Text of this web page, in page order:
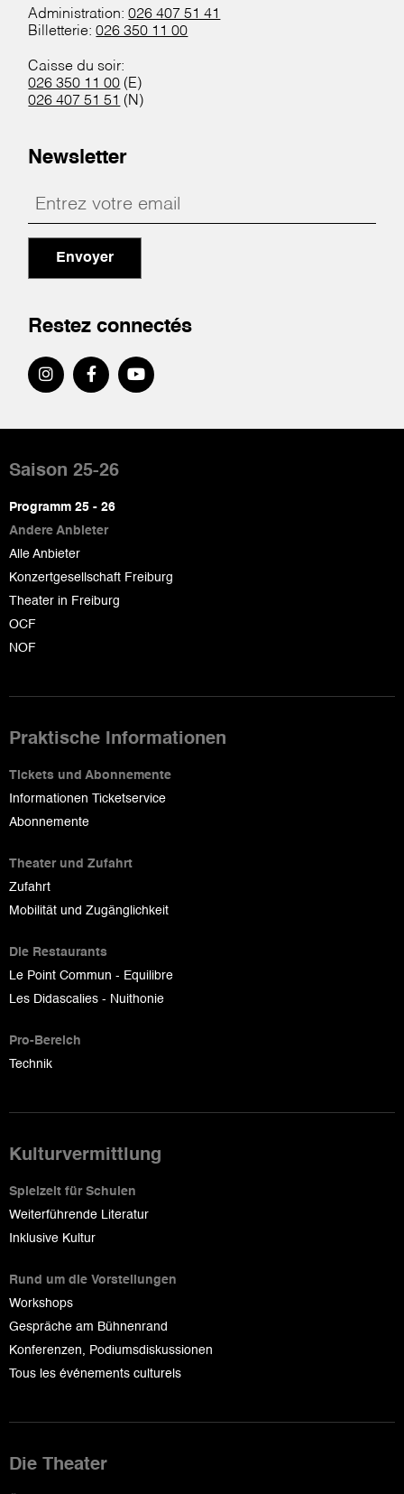
Administration:026 407 51 41
Billetterie:026 350 11 00
Caisse du soir:
026 350 11 00 (E)
026 407 51 51 (N)
Newsletter
Envoyer
Restez connectés
de
page
Saison 25-26
Programm 25 - 26
Andere Anbieter
Alle Anbieter
Konzertgesellschaft Freiburg
Theater in Freiburg
OCF
NOF
Praktische Informationen
Tickets und Abonnemente
Informationen Ticketservice
Abonnemente
Theater und Zufahrt
Zufahrt
Mobilität und Zugänglichkeit
Die Restaurants
Le Point Commun - Equilibre
Les Didascalies - Nuithonie
Pro-Bereich
Technik
Kulturvermittlung
Spielzeit für Schulen
Weiterführende Literatur
Inklusive Kultur
Rund um die Vorstellungen
Workshops
Gespräche am Bühnenrand
Konferenzen, Podiumsdiskussionen
Tous les événements culturels
Die Theater